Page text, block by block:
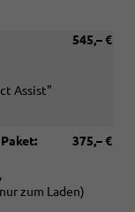
545,– €
Assist"
375,– €
zum Laden)